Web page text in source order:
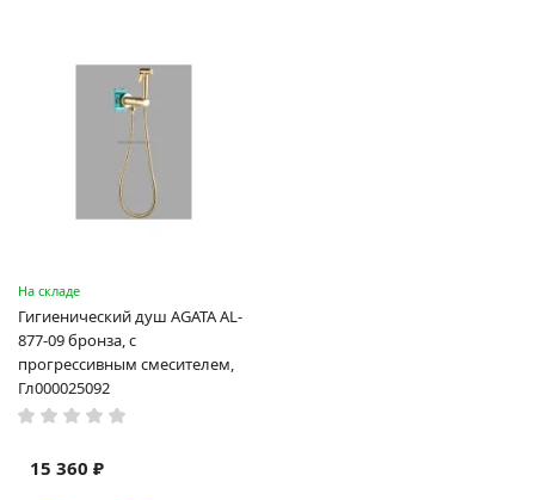
На складе
Гигиенический душ AGATA AL-
877-09 бронза, с
прогрессивным смесителем,
Гл000025092
15 360 ₽